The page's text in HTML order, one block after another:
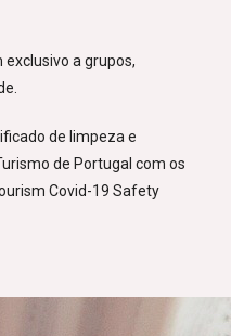
exclusivo a grupos,
de limpeza e
de Portugal com os
Covid-19 Safety